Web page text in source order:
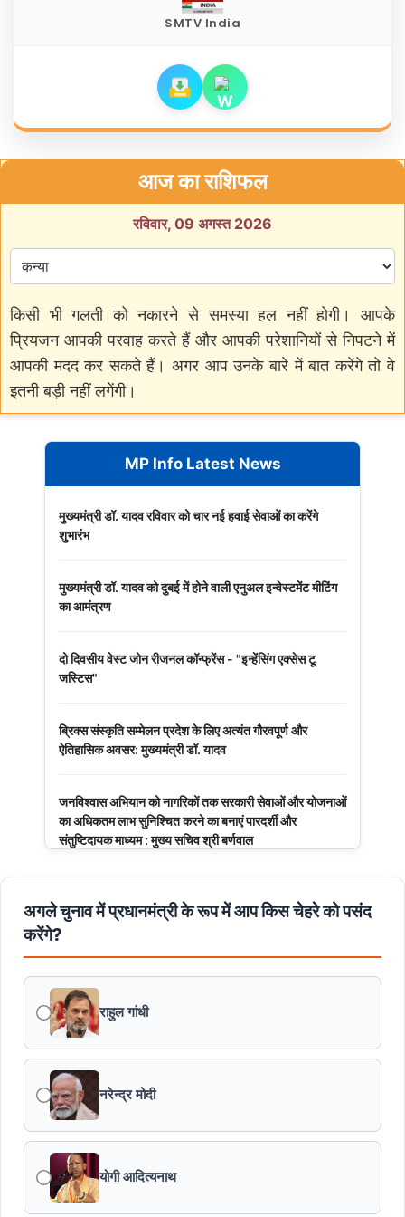
SMTV India
आज का राशिफल
रविवार, 09 अगस्त 2026
किसी भी गलती को नकारने से समस्या हल नहीं होगी। आपके
प्रियजन आपकी परवाह करते हैं और आपकी परेशानियों से निपटने में
आपकी मदद कर सकते हैं। अगर आप उनके बारे में बात करेंगे तो वे
इतनी बड़ी नहीं लगेंगी।
MP Info Latest News
मुख्यमंत्री डॉ. यादव रविवार को चार नई हवाई सेवाओं का करेंगे
शुभारंभ
मुख्यमंत्री डॉ. यादव को दुबई में होने वाली एनुअल इन्वेस्टमेंट मीटिंग
का आमंत्रण
दो दिवसीय वेस्ट जोन रीजनल कॉन्फ्रेंस - "इन्हेंसिंग एक्सेस टू
जस्टिस"
ब्रिक्स संस्कृति सम्मेलन प्रदेश के लिए अत्यंत गौरवपूर्ण और
ऐतिहासिक अवसर: मुख्यमंत्री डॉ. यादव
जनविश्वास अभियान को नागरिकों तक सरकारी सेवाओं और योजनाओं
का अधिकतम लाभ सुनिश्चित करने का बनाएं पारदर्शी और
संतुष्टिदायक माध्यम : मुख्य सचिव श्री बर्णवाल
मध्यप्रदेश की खुशी का भारतीय फेंसिंग टीम में चयन
तेंदुए के अवैध शिकार एवं तस्करी मामले में एमपी एसटीएसएफ ने 8वें
शिकारी को किया गिरफ्तार
मध्यप्रदेश पॉवर जनरेटिंग कम्पनी के निदेशक (वाणिज्य) कार्यालय
को मिला आईएसओ प्रमाणीकरण
सागर की 8 ट्रांसमिशन लाइनों ने बनाया विश्वसनीयता का नया
कीर्तिमान : ऊर्जा मंत्री श्री तोमर
अगले चुनाव में प्रधानमंत्री के रूप में आप किस चेहरे को पसंद
करेंगे?
राहुल गांधी
नरेन्द्र मोदी
योगी आदित्यनाथ